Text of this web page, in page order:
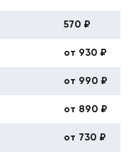
570 ₽
от 930 ₽
от 990 ₽
от 890 ₽
от 730 ₽